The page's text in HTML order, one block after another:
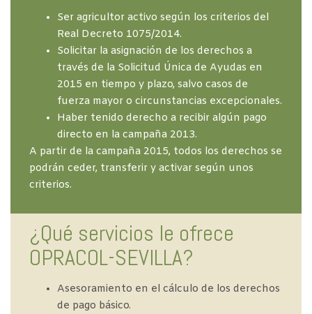
Ser agricultor activo según los criterios del
Real Decreto 1075/2014.
Solicitar la asignación de los derechos a
través de la Solicitud Única de Ayudas en
2015 en tiempo y plazo, salvo casos de
fuerza mayor o circunstancias excepcionales.
Haber tenido derecho a recibir algún pago
directo en la campaña 2013.
A partir de la campaña 2015, todos los derechos se
podrán ceder, transferir y activar según unos
criterios.
¿Qué servicios le ofrece
OPRACOL-SEVILLA?
Asesoramiento en el cálculo de los derechos
de pago básico.